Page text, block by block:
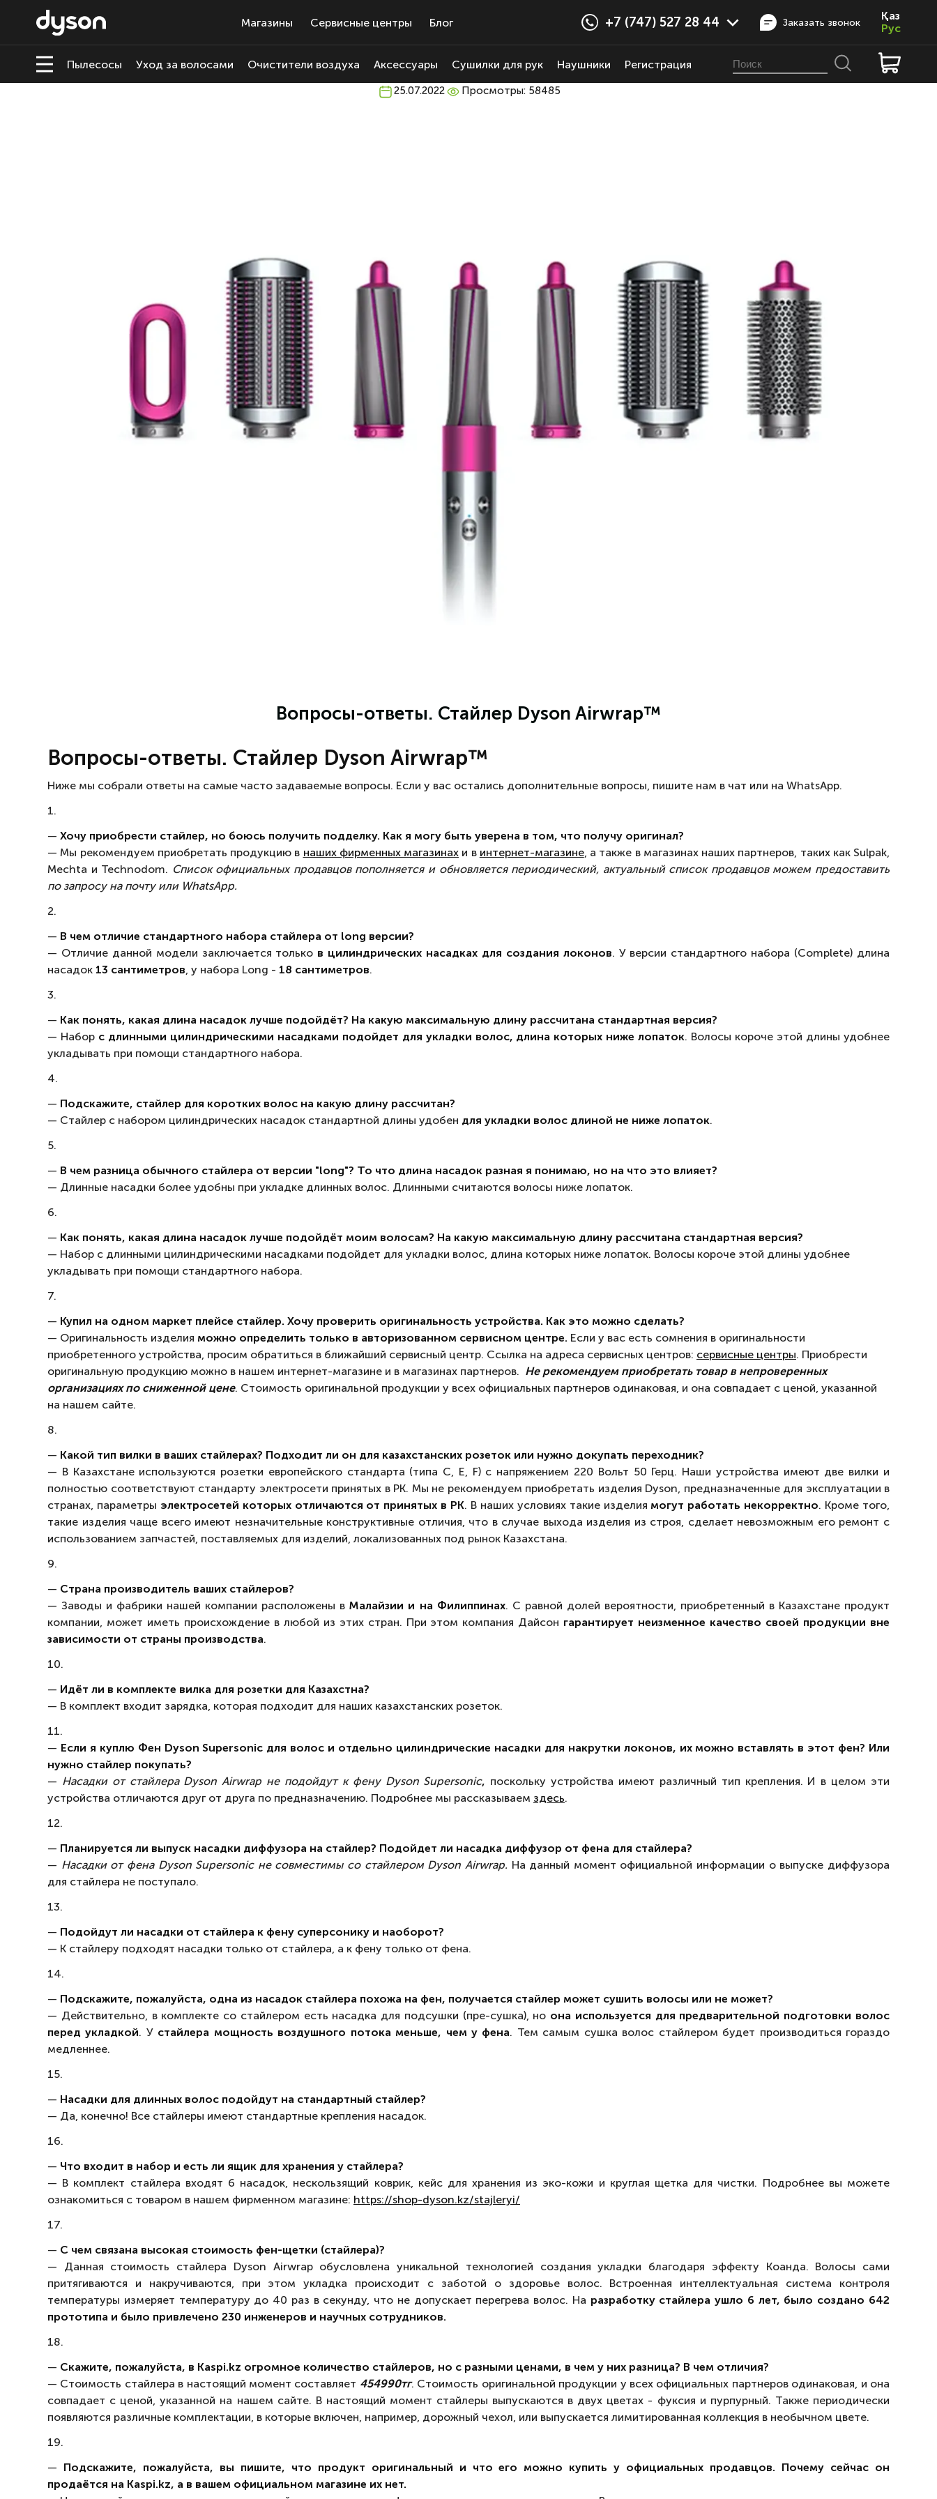
Магазины Сервисные центры Блог +7 (747) 527 28 44 Заказать звонок
Қаз
Рус
Пылесосы Уход за волосами Очистители воздуха Аксессуары Сушилки для рук Наушники Регистрация
25.07.2022 Просмотры: 58485
Вопросы-ответы. Стайлер Dyson Airwrap™
Вопросы-ответы. Стайлер Dyson Airwrap™
Ниже мы собрали ответы на самые часто задаваемые вопросы. Если у вас остались дополнительные вопросы, пишите нам в чат или на WhatsApp.
1.
— Хочу приобрести стайлер, но боюсь получить подделку. Как я могу быть уверена в том, что получу оригинал?
— Мы рекомендуем приобретать продукцию в наших фирменных магазинах и в интернет-магазине, а также в магазинах наших партнеров, таких как Sulpak,
Mechta и Technodom. Список официальных продавцов пополняется и обновляется периодический, актуальный список продавцов можем предоставить
по запросу на почту или WhatsApp.
2.
— В чем отличие стандартного набора стайлера от long версии?
— Отличие данной модели заключается только в цилиндрических насадках для создания локонов. У версии стандартного набора (Complete) длина
насадок 13 сантиметров , у набора Long - 18 сантиметров.
3.
— Как понять, какая длина насадок лучше подойдёт? На какую максимальную длину рассчитана стандартная версия?
— Набор с длинными цилиндрическими насадками подойдет для укладки волос, длина которых ниже лопаток. Волосы короче этой длины удобнее
укладывать при помощи стандартного набора.
4.
— Подскажите, стайлер для коротких волос на какую длину рассчитан?
— Стайлер с набором цилиндрических насадок стандартной длины удобен для укладки волос длиной не ниже лопаток.
5.
— В чем разница обычного стайлера от версии "long"? То что длина насадок разная я понимаю, но на что это влияет?
— Длинные насадки более удобны при укладке длинных волос. Длинными считаются волосы ниже лопаток.
6.
— Как понять, какая длина насадок лучше подойдёт моим волосам? На какую максимальную длину рассчитана стандартная версия?
— Набор с длинными цилиндрическими насадками подойдет для укладки волос, длина которых ниже лопаток. Волосы короче этой длины удобнее
укладывать при помощи стандартного набора.
7.
— Купил на одном маркет плейсе стайлер. Хочу проверить оригинальность устройства. Как это можно сделать?
— Оригинальность изделия можно определить только в авторизованном сервисном центре. Если у вас есть сомнения в оригинальности
приобретенного устройства, просим обратиться в ближайший сервисный центр. Ссылка на адреса сервисных центров: сервисные центры. Приобрести
оригинальную продукцию можно в нашем интернет-магазине и в магазинах партнеров. Не рекомендуем приобретать товар в непроверенных
организациях по сниженной цене. Стоимость оригинальной продукции у всех официальных партнеров одинаковая, и она совпадает с ценой, указанной
на нашем сайте.
8.
— Какой тип вилки в ваших стайлерах? Подходит ли он для казахстанских розеток или нужно докупать переходник?
— В Казахстане используются розетки европейского стандарта (типа C, E, F) с напряжением 220 Вольт 50 Герц. Наши устройства имеют две вилки и
полностью соответствуют стандарту электросети принятых в РК. Мы не рекомендуем приобретать изделия Dyson, предназначенные для эксплуатации в
странах, параметры электросетей которых отличаются от принятых в РК. В наших условиях такие изделия могут работать некорректно. Кроме того,
такие изделия чаще всего имеют незначительные конструктивные отличия, что в случае выхода изделия из строя, сделает невозможным его ремонт с
использованием запчастей, поставляемых для изделий, локализованных под рынок Казахстана.
9.
— Страна производитель ваших стайлеров?
— Заводы и фабрики нашей компании расположены вМалайзии и на Филиппинах. С равной долей вероятности, приобретенный в Казахстане продукт
компании, может иметь происхождение в любой из этих стран. При этом компания Дайсон гарантирует неизменное качество своей продукции вне
зависимости от страны производства.
10.
— Идёт ли в комплекте вилка для розетки для Казахстна?
— В комплект входит зарядка, которая подходит для наших казахстанских розеток.
11.
— Если я куплю Фен Dyson Supersonic для волос и отдельно цилиндрические насадки для накрутки локонов, их можно вставлять в этот фен? Или
нужно стайлер покупать?
— Насадки от стайлера Dyson Airwrap не подойдут к фену Dyson Supersonic, поскольку устройства имеют различный тип крепления. И в целом эти
устройства отличаются друг от друга по предназначению. Подробнее мы рассказываем здесь.
12.
— Планируется ли выпуск насадки диффузора на стайлер? Подойдет ли насадка диффузор от фена для стайлера?
— Насадки от фена Dyson Supersonic не совместимы со стайлером Dyson Airwrap. На данный момент официальной информации о выпуске диффузора
для стайлера не поступало.
13.
— Подойдут ли насадки от стайлера к фену суперсонику и наоборот?
— К стайлеру подходят насадки только от стайлера, а к фену только от фена.
14.
— Подскажите, пожалуйста, одна из насадок стайлера похожа на фен, получается стайлер может сушить волосы или не может?
— Действительно, в комплекте со стайлером есть насадка для подсушки (пре-сушка), но она используется для предварительной подготовки волос
перед укладкой. У стайлера мощность воздушного потока меньше, чем у фена. Тем самым сушка волос стайлером будет производиться гораздо
медленнее.
15.
— Насадки для длинных волос подойдут на стандартный стайлер?
— Да, конечно! Все стайлеры имеют стандартные крепления насадок.
16.
— Что входит в набор и есть ли ящик для хранения у стайлера?
— В комплект стайлера входят 6 насадок, нескользящий коврик, кейс для хранения из эко-кожи и круглая щетка для чистки. Подробнее вы можете
ознакомиться с товаром в нашем фирменном магазине: https://shop-dyson.kz/stajleryi/
17.
— С чем связана высокая стоимость фен-щетки (стайлера)?
— Данная стоимость стайлера Dyson Airwrap обусловлена уникальной технологией создания укладки благодаря эффекту Коанда. Волосы сами
притягиваются и накручиваются, при этом укладка происходит с заботой о здоровье волос. Встроенная интеллектуальная система контроля
температуры измеряет температуру до 40 раз в секунду, что не допускает перегрева волос. На разработку стайлера ушло 6 лет, было создано 642
прототипа и было привлечено 230 инженеров и научных сотрудников.
18.
— Скажите, пожалуйста, в Kaspi.kz огромное количество стайлеров, но с разными ценами, в чем у них разница? В чем отличия?
— Стоимость стайлера в настоящий момент составляет 454990тг. Стоимость оригинальной продукции у всех официальных партнеров одинаковая, и она
совпадает с ценой, указанной на нашем сайте. В настоящий момент стайлеры выпускаются в двух цветах - фуксия и пурпурный. Также периодически
появляются различные комплектации, в которые включен, например, дорожный чехол, или выпускается лимитированная коллекция в необычном цвете.
19.
— Подскажите, пожалуйста, вы пишите, что продукт оригинальный и что его можно купить у официальных продавцов. Почему сейчас он
продаётся на Kaspi.kz, а в вашем официальном магазине их нет.